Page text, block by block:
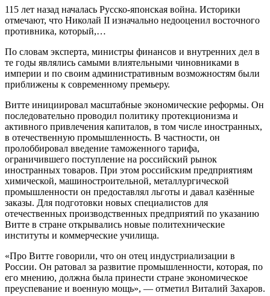
115 лет назад началась Русско-японская война. Историки
отмечают, что Николай II изначально недооценил восточного
противника, который,…
По словам эксперта, министры финансов и внутренних дел в
те годы являлись самыми влиятельными чиновниками в
империи и по своим административным возможностям были
приближены к современному премьеру.
Витте инициировал масштабные экономические реформы. Он
последовательно проводил политику протекционизма и
активного привлечения капиталов, в том числе иностранных,
в отечественную промышленность. В частности, он
пролоббировал введение таможенного тарифа,
ограничившего поступление на российский рынок
иностранных товаров. При этом российским предприятиям
химической, машиностроительной, металлургической
промышленности он предоставлял льготы и давал казённые
заказы. Для подготовки новых специалистов для
отечественных производственных предприятий по указанию
Витте в стране открывались новые политехнические
институты и коммерческие училища.
«Про Витте говорили, что он отец индустриализации в
России. Он ратовал за развитие промышленности, которая, по
его мнению, должна была принести стране экономическое
преуспевание и военную мощь», — отметил Виталий Захаров.